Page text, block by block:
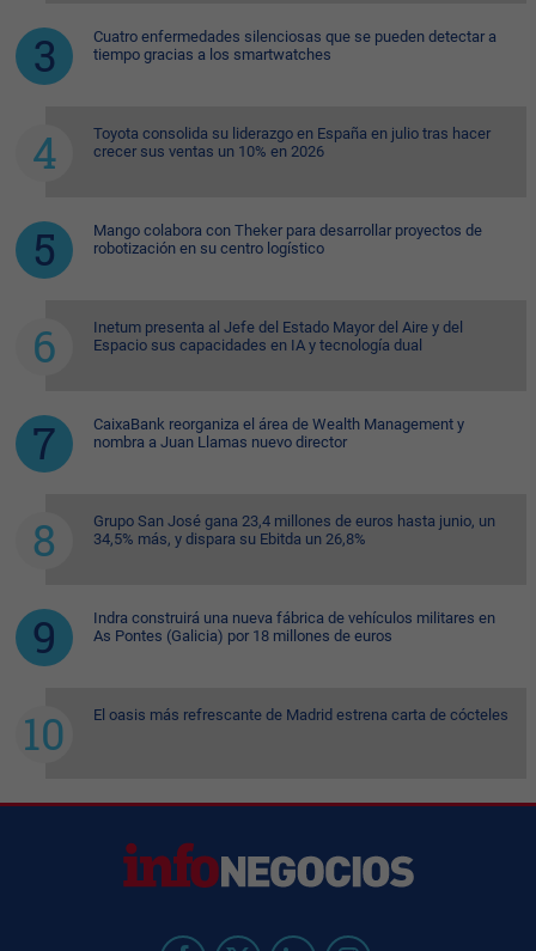
Cuatro enfermedades silenciosas que se pueden detectar a
tiempo gracias a los smartwatches
Toyota consolida su liderazgo en España en julio tras hacer
crecer sus ventas un 10% en 2026
Mango colabora con Theker para desarrollar proyectos de
robotización en su centro logístico
Inetum presenta al Jefe del Estado Mayor del Aire y del
Espacio sus capacidades en IA y tecnología dual
CaixaBank reorganiza el área de Wealth Management y
nombra a Juan Llamas nuevo director
Grupo San José gana 23,4 millones de euros hasta junio, un
34,5% más, y dispara su Ebitda un 26,8%
Indra construirá una nueva fábrica de vehículos militares en
As Pontes (Galicia) por 18 millones de euros
El oasis más refrescante de Madrid estrena carta de cócteles